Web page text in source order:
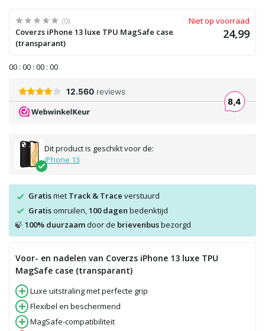
(0)
Coverzs iPhone 13 luxe TPU MagSafe case
(transparant)
Niet op voorraad
24,99
00 : 00 : 00 : 00
Dit product is geschikt voor de:
iPhone 13
Gratismet Track & Trace verstuurd
Gratisomruilen, 100 dagen bedenktijd
🍃 100% duurzaamdoor de brievenbusbezorgd
Voor- en nadelen van Coverzs iPhone 13 luxe TPU
MagSafe case (transparant)
Luxe uitstraling met perfecte grip
Flexibel en beschermend
MagSafe-compatibiliteit